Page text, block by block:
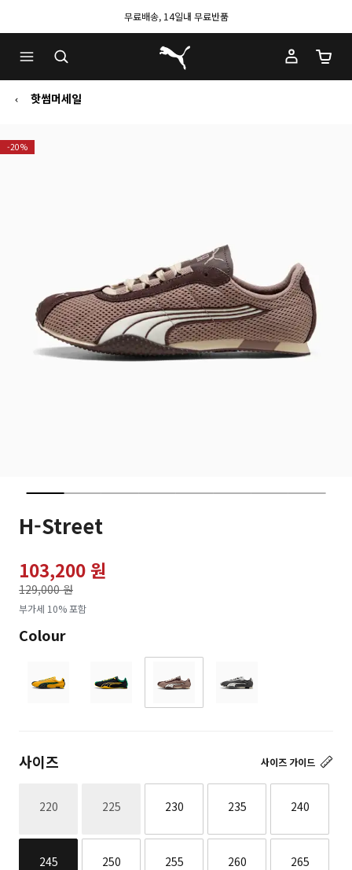
무료배송, 14일내 무료반품
푸마 홈
장바
핫썸머세일
-20%
H-Street
103,200 원
129,000 원
로
부가세 10% 포함
Colour
사이즈 가이드
사이즈
220재고없음 225재고없음 230 235 240
245 250 255 260 265